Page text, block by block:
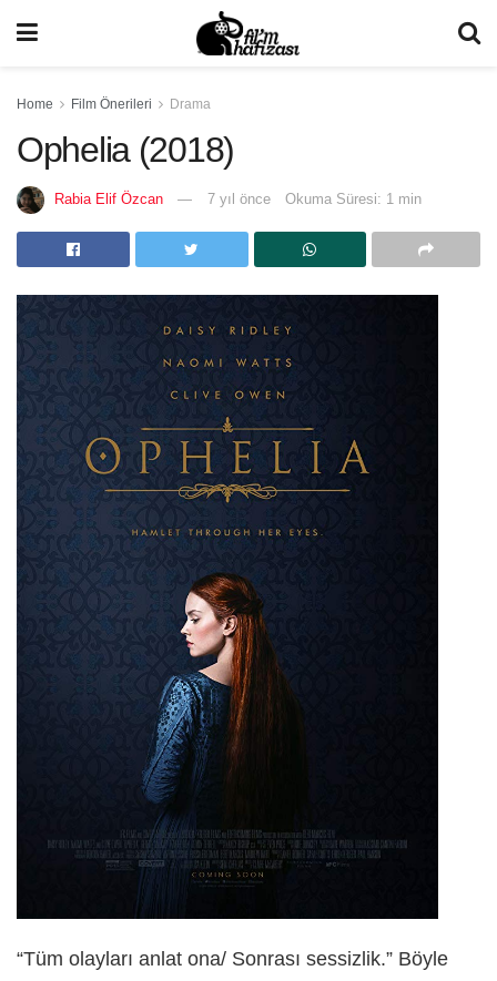
Home Film Önerileri Drama
Ophelia (2018)
Rabia Elif Özcan 7 yıl önce Okuma Süresi: 1 min
“Tüm olayları anlat ona/ Sonrası sessizlik.” Böyle